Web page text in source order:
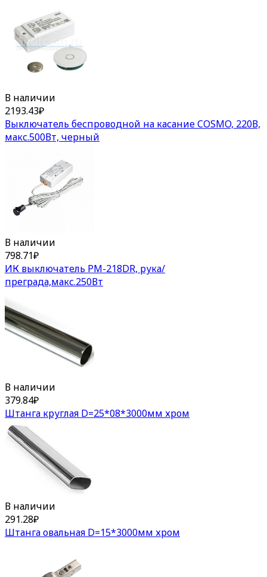
В наличии
2193.43₽
Выключатель беспроводной на касание COSMO, 220В,
макс.500Вт, черный
В наличии
798.71₽
ИК выключатель PM-218DR, рука/
преграда,макс.250Вт
В наличии
379.84₽
Штанга круглая D=25*08*3000мм хром
В наличии
291.28₽
Штанга овальная D=15*3000мм хром